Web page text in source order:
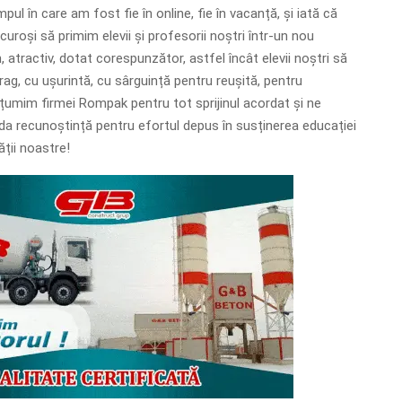
în care am fost fie în online, fie în vacanță, și iată că
să primim elevii și profesorii noștri într-un nou
atractiv, dotat corespunzător, astfel încât elevii noștri să
cu ușurintă, cu sârguință pentru reușită, pentru
firmei Rompak pentru tot sprijinul acordat și ne
recunoștință pentru efortul depus în susținerea educației
noastre!